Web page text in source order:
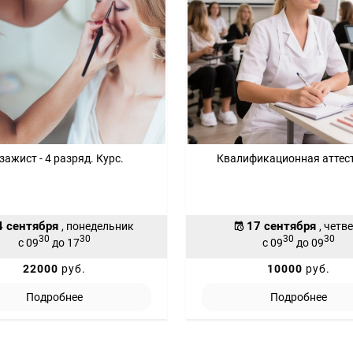
- 4 разряд. Курс.
сентября , понедельник
с 0930 до 1730
22000 руб.
Подробнее
Квалификационная
17 сентября ,
с 0930 до 0930
10000 руб.
Подробнее